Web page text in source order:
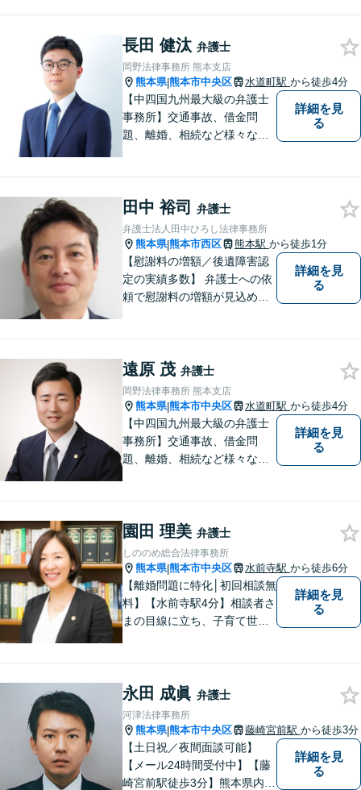
長田 健汰 弁護士
岡野法律事務所 熊本支店
熊本県|熊本市中央区 水道町駅 から徒歩4分
【中四国九州最大級の弁護士
事務所】交通事故、借金問
題、離婚、相続など様々な問
い！
詳細を見
る
田中 裕司 弁護士
弁護士法人田中ひろし法律事務所
熊本県|熊本市西区 熊本駅 から徒歩1分
【慰謝料の増額／後遺障害認
定の実績多数】 弁護士への依
頼で慰謝料の増額が見込めま
ノウハウ多数】相続手続きか
ら遺言書までトータルサポー
ト【JR熊本駅から徒歩1分】
詳細を見
る
遠原 茂 弁護士
岡野法律事務所 熊本支店
熊本県|熊本市中央区 水道町駅 から徒歩4分
【中四国九州最大級の弁護士
事務所】交通事故、借金問
題、離婚、相続など様々な問
い！
詳細を見
る
園田 理美 弁護士
しののめ総合法律事務所
熊本県|熊本市中央区 水前寺駅 から徒歩6分
【離婚問題に特化│初回相談無
料】【水前寺駅4分】相談者さ
まの目線に立ち、子育て世代
を大切にし、じっくりお話を
伺ったうえで最適な解決策を
ご提案します【完全個室】
詳細を見
る
永田 成眞 弁護士
河津法律事務所
熊本県|熊本市中央区 藤崎宮前駅 から徒歩3分
【土日祝／夜間面談可能】
【メール24時間受付中】【藤
崎宮前駅徒歩3分】熊本県内及
詳細を見
る